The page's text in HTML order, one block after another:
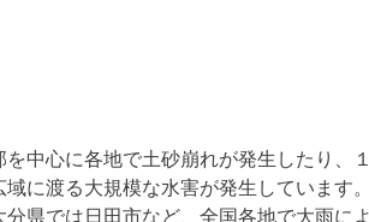
中心に各地で土砂崩れが発生したり、
に渡る大規模な水害が発生しています。
県では日田市など、全国各地で大雨に